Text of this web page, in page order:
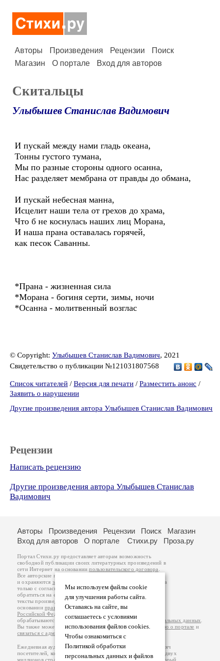
Авторы Произведения Рецензии
Поиск
Магазин
О портале Вход для авторов
Скитальцы
Улыбышев Станислав Вадимович
И пускай между нами гладь океана,
Тонны густого тумана,
Мы по разные стороны одного осанна,
Нас разделяет мембрана от правды до обмана,
И пускай небесная манна,
Исцелит наши тела от грехов до храма,
Что б не коснулась наших лиц Морана,
И наша прана оставалась горячей,
как песок Саванны.
*Прана - жизненная сила
*Морана - богиня серти, зимы, ночи
*Осанна - молитвенный возглас
© Copyright: Улыбышев Станислав Вадимович, 2021
Свидетельство о публикации №121031807568
Список читателей / Версия для печати / Разместить анонс /
Заявить о нарушении
Другие произведения автора Улыбышев Станислав Вадимович
Рецензии
Написать рецензию
Другие произведения автора Улыбышев Станислав
Вадимович
Мы используем файлы cookie
для улучшения работы сайта.
Оставаясь на сайте, вы
соглашаетесь с условиями
использования файлов cookies.
Чтобы ознакомиться с
Политикой обработки
персональных данных и файлов
Авторы Произведения Рецензии Поиск
Магазин
Вход для авторов
О портале Стихи.ру Проза.ру
Портал Стихи.ру предоставляет авторам возможность
свободной публикации своих литературных произведений в
сети Интернет на основаниипользовательского договора
Все авторские права на произведения принадлежат авторам
и охраняются законом
. Перепечатка произведений возможна
только с согласия его автора, к которому вы можете
обратиться на его авторской странице. Ответственность за
тексты произведений авторы несут самостоятельно на
основанииправил публикацииизаконодательства
Российской Федерации
обрабатываются на основанииПолитики обработки персональных данных
Вы также можете посмотреть более подробнуюинформацию о портале и
связаться с администрацией
Ежедневная аудитория портала Стихи.ру – порядка 200 тысяч
посетителей, которые в общей сумме просматривают более двух
миллионов страниц по данным счетчика посещаемости, который